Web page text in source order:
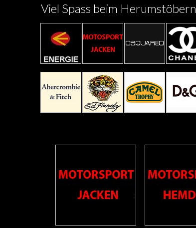
Viel Spass beim Herumstöbern